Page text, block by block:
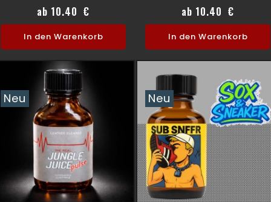
ab 10.40 €
In den Warenkorb
ab 10.40 €
In den Warenkorb
Neu Neu